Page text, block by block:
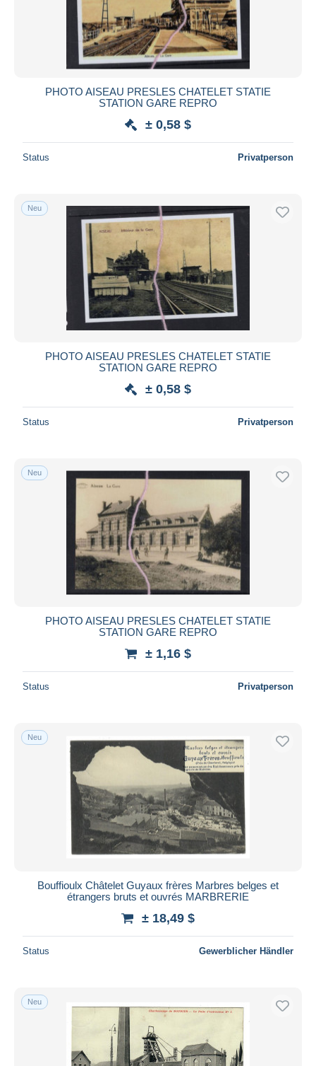
PHOTO AISEAU PRESLES CHATELET STATIE
STATION GARE REPRO
± 0,58 $
Status Privatperson
Neu
PHOTO AISEAU PRESLES CHATELET STATIE
STATION GARE REPRO
± 0,58 $
Status Privatperson
Neu
PHOTO AISEAU PRESLES CHATELET STATIE
STATION GARE REPRO
± 1,16 $
Status Privatperson
Neu
Bouffioulx Châtelet Guyaux frères Marbres belges et
étrangers bruts et ouvrés MARBRERIE
± 18,49 $
Status Gewerblicher Händler
Neu